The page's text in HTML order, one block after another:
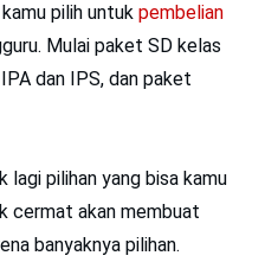
pilih untuk pembelian
Mulai paket SD kelas
dan IPS, dan paket
lagi pilihan yang bisa kamu
cermat akan membuat
banyaknya pilihan.